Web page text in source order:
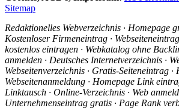
Sitemap
Redaktionelles Webverzeichnis · Homepage
Kostenloser Firmeneintrag ·
kostenlos eintragen · Webkatalog ohne
anmelden · Deutsches Internetverzeichnis ·
Webseitenverzeichnis · Gratis-Seiteneintrag ·
Webseitenanmeldung · Homepage Link
Linktausch · Online-Verzeichnis · Web
Unternehmenseintrag gratis · Page Rank